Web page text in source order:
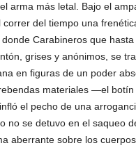
arma más letal. Bajo el
correr del tiempo una
Carabineros que
grises y anónimos, se
en figuras de un poder
materiales —el
el pecho de una
no se detuvo en el saqueo
aberrante sobre los